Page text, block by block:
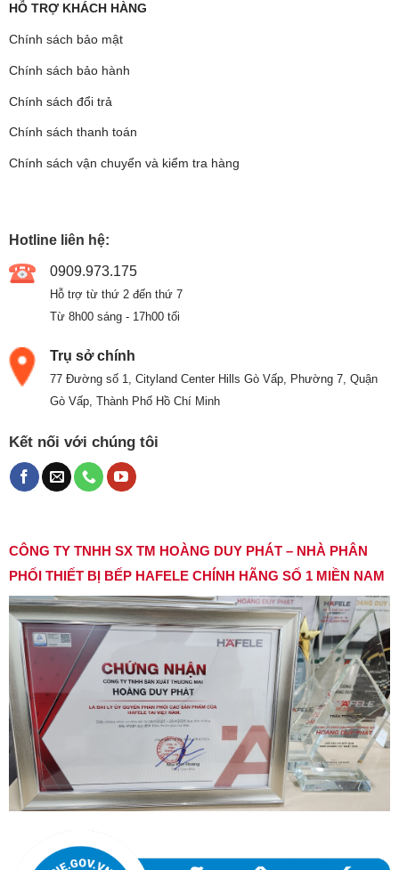
HỖ TRỢ KHÁCH HÀNG
Chính sách bảo mật
Chính sách bảo hành
Chính sách đổi trả
Chính sách thanh toán
Chính sách vận chuyển và kiểm tra hàng
Hotline liên hệ:
0909.973.175
Hỗ trợ từ thứ 2 đến thứ 7
Từ 8h00 sáng - 17h00 tối
Trụ sở chính
77 Đường số 1, Cityland Center Hills Gò Vấp, Phường 7, Quận
Gò Vấp, Thành Phố Hồ Chí Minh
Kết nối với chúng tôi
CÔNG TY TNHH SX TM HOÀNG DUY PHÁT – NHÀ PHÂN
PHỐI THIẾT BỊ BẾP HAFELE CHÍNH HÃNG SỐ 1 MIỀN NAM